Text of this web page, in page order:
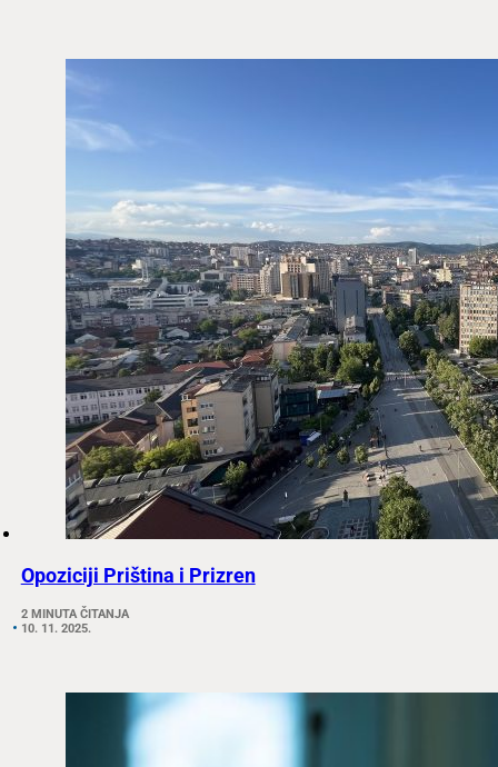
Opoziciji Priština i Prizren
2 MINUTA ČITANJA
10. 11. 2025.